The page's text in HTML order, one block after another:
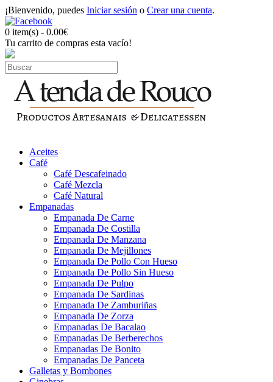
¡Bienvenido, puedes Iniciar sesión o Crear una cuenta.
0 item(s) - 0.00€
Tu carrito de compras esta vacío!
Aceites
Café
Café Descafeinado
Café Mezcla
Café Natural
Empanadas
Empanada De Carne
Empanada De Costilla
Empanada De Manzana
Empanada De Mejillones
Empanada De Pollo Con Hueso
Empanada De Pollo Sin Hueso
Empanada De Pulpo
Empanada De Sardinas
Empanada De Zamburiñas
Empanada De Zorza
Empanadas De Bacalao
Empanadas De Berberechos
Empanadas De Bonito
Empanadas De Panceta
Galletas y Bombones